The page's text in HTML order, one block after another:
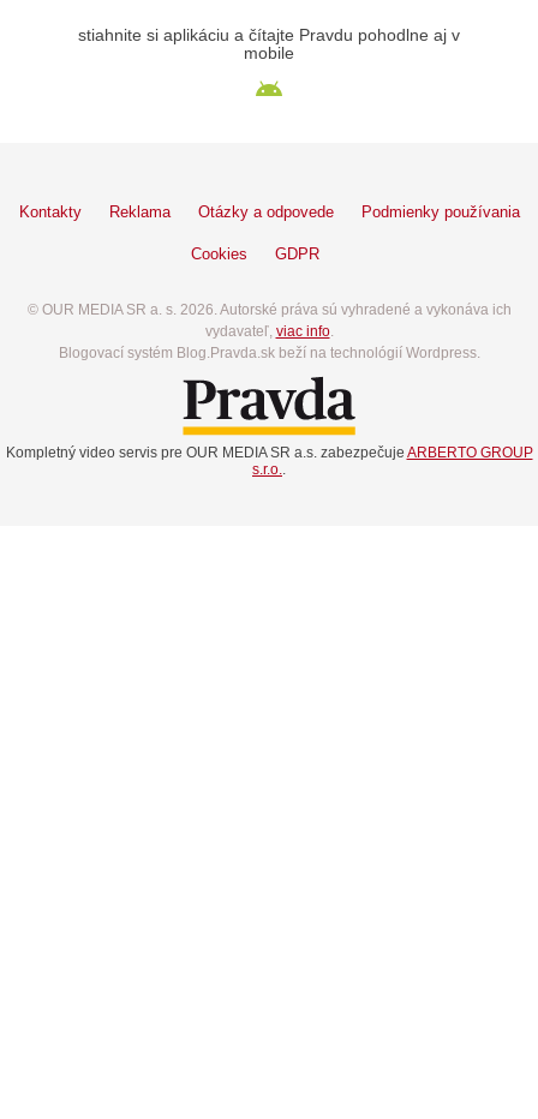
stiahnite si aplikáciu a čítajte Pravdu pohodlne aj v
mobile
Kontakty Reklama Otázky a odpovede Podmienky používania
Cookies GDPR
© OUR MEDIA SR a. s. 2026. Autorské práva sú vyhradené a vykonáva ich
vydavateľ, viac info.
Blogovací systém Blog.Pravda.sk beží na technológií Wordpress.
Kompletný video servis pre OUR MEDIA SR a.s. zabezpečuje ARBERTO GROUP
s.r.o..